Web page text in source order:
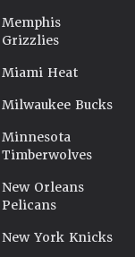
Memphis
Grizzlies
Miami Heat
Milwaukee Bucks
Minnesota
Timberwolves
New Orleans
Pelicans
New York Knicks